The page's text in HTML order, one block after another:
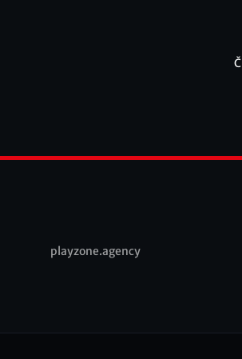
playzone.agency